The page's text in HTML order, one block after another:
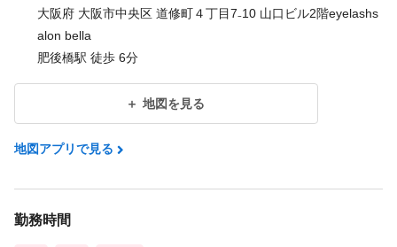
大阪府 大阪市中央区 道修町４丁目7₋10 山口ビル2階eyelashs
alon bella
肥後橋駅 徒歩 6分
地図を見る
地図アプリで見る
勤務時間